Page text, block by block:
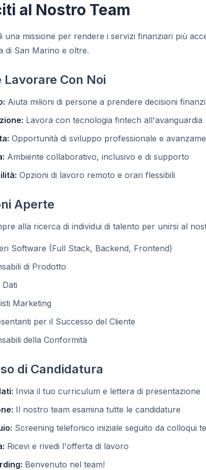
al Nostro Team
una missione per rendere i servizi finanziari più
di San Marino e oltre.
Lavorare Con Noi
Aiuta milioni di persone a prendere decisioni
Lavora con tecnologia fintech all'avanguardia
Opportunità di sviluppo professionale e
Ambiente collaborativo, inclusivo e di supporto
Opzioni di lavoro remoto e orari flessibili
Aperte
alla ricerca di individui di talento per unirsi al
Software (Full Stack, Backend, Frontend)
di Prodotto
Dati
Marketing
per il Successo del Cliente
della Conformità
di Candidatura
Invia il tuo curriculum e lettera di presentazione
Il nostro team esamina tutte le candidature
Screening telefonico iniziale seguito da colloqui
Ricevi e rivedi l'offerta di lavoro
Benvenuto nel team!